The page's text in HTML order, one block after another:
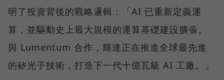
明了投資背後的戰略邏輯：「AI 已重新定義運
算，並驅動史上最大規模的運算基礎建設擴張。
與 Lumentum 合作，輝達正在推進全球最先進
的矽光子技術，打造下一代十億瓦級 AI 工廠。」